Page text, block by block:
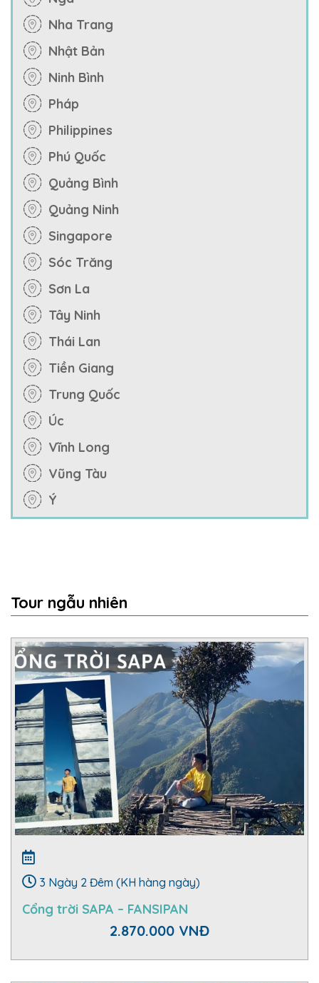
Nha Trang
Nhật Bản
Ninh Bình
Pháp
Philippines
Phú Quốc
Quảng Bình
Quảng Ninh
Singapore
Sóc Trăng
Sơn La
Tây Ninh
Thái Lan
Tiền Giang
Trung Quốc
Úc
Vĩnh Long
Vũng Tàu
Ý
Tour ngẫu nhiên
3 Ngày 2 Đêm (KH hàng ngày)
Cổng trời SAPA – FANSIPAN
2.870.000 VNĐ